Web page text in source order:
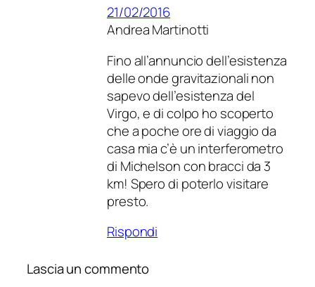
21/02/2016
Andrea Martinotti
Fino all’annuncio dell’esistenza
delle onde gravitazionali non
sapevo dell’esistenza del
Virgo, e di colpo ho scoperto
che a poche ore di viaggio da
casa mia c’è un interferometro
di Michelson con bracci da 3
km! Spero di poterlo visitare
presto.
Rispondi
Lascia un commento